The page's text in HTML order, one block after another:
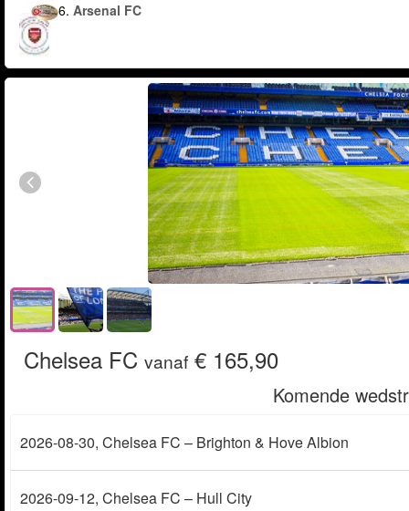
6. Arsenal FC
Chelsea FC vanaf € 165,90
Komende
2026-08-30, Chelsea FC – Brighton & Hove Albion
2026-09-12, Chelsea FC – Hull City